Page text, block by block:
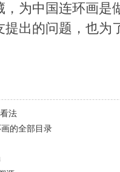
中国连环画是
出的问题，也为
法
的全部目录